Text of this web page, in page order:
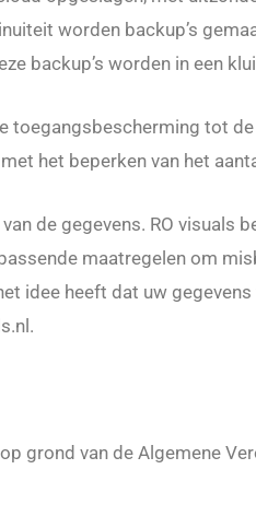
worden backup’s
backup’s worden in een
toegangsbescherming tot
het beperken van het
de gegevens. RO visuals
maatregelen om
idee heeft dat uw
grond van de Algemene